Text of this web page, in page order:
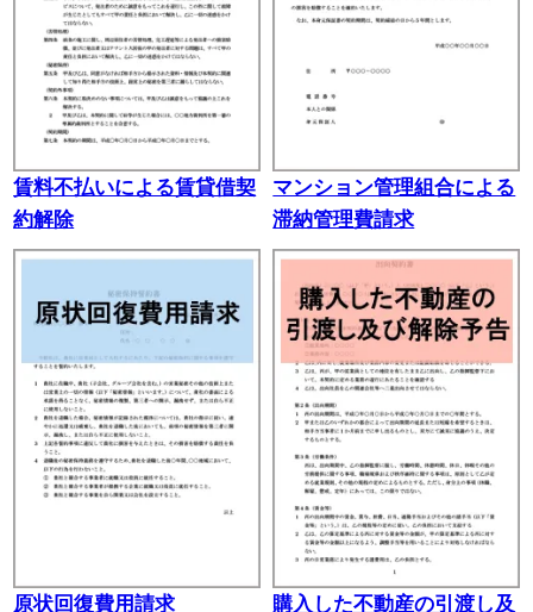
賃料不払いによる賃貸借契
約解除
マンション管理組合による
滞納管理費請求
原状回復費用請求
購入した不動産の引渡し及